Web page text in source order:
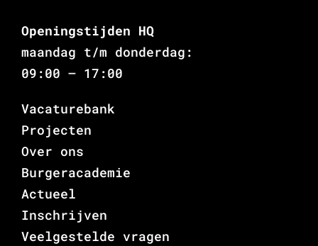
Openingstijden HQ
maandag t/m donderdag:
09:00 – 17:00
Vacaturebank
Projecten
Over ons
Burgeracademie
Actueel
Inschrijven
Veelgestelde vragen